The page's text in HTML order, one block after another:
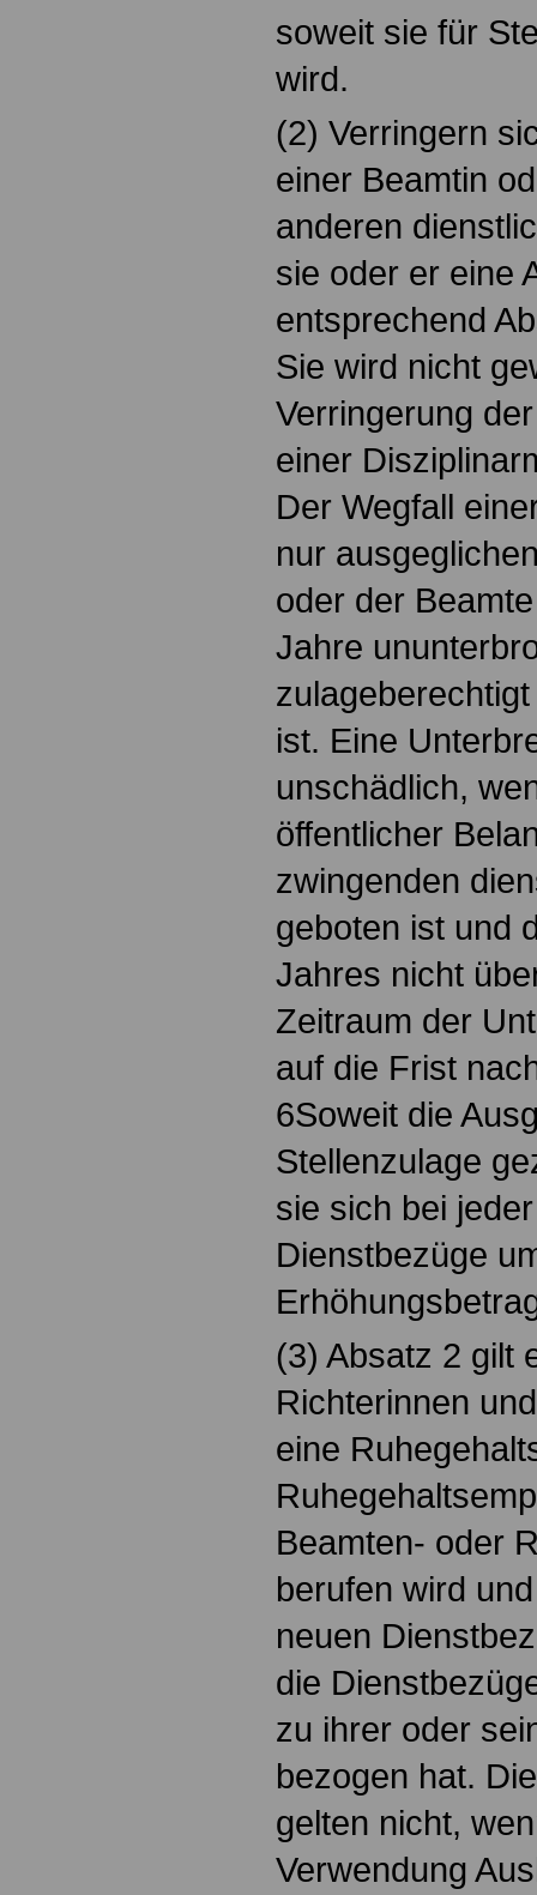
soweit sie für
wird.
(2) Verringern
einer Beamtin
anderen
sie oder er eine
entsprechend
Sie wird nicht
Verringerung
einer
Der Wegfall
nur
oder der
Jahre
ist. Eine
unschädlich,
öffentlicher
zwingenden
geboten ist und
Jahres nicht
Zeitraum der
auf die Frist
6Soweit die
Stellenzulage
sie sich bei
Dienstbezüge
(3) Absatz 2 gilt
Richterinnen
eine
Beamten- oder
berufen wird
neuen
die
zu ihrer oder
bezogen hat.
gelten nicht,
Verwendung